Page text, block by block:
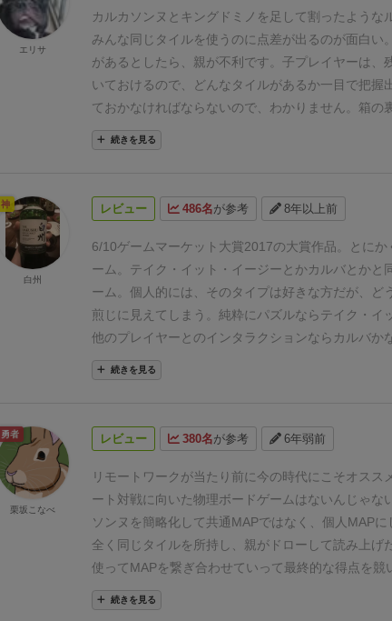
カルカソンヌとキングドミノを足して割ったような
みんな同じタイルを使うのに点差が出るのが面白い。
があるとしたら、親が不利です。子プレイヤーは、
いておけるので、どんなタイルがあるか一目で把握
ておかなければならないので、わかりません。 箱の
ればわかるといえばわかりますが。
なんとなく周りのプレイヤーの置き方に引きずられ
ず、どのタイルでもいいので、親代わりに使います
方法だと4人までしか遊べません。この仮想親タイル
で、ここから1枚ずつオープンにして各自がタイル
でもいいのですが、特に2人プレイの場合は衝立を
たものが見えないようにします。こうすると、終わ
ドキドキなプレイが楽しめます。
続きを見る
エリサ
レビュー 486名が参考 8年以上前
6/10ゲームマーケット大賞2017の大賞作品。とに
ーム。 テイク・イット・イージーとかカルバとかと
ーム。個人的には、そのタイプは好きな方だが、ど
煎じに見えてしまう。 純粋にパズルならテイク・イ
他のプレイヤーとのインタラクションならカルバか
はどっちつかずという感じ。
で、テイク・イット・イージーやカルバやったこと
ね。まさしく日本の大賞作品にふさわしいゲーム。
続きを見る
神
白州
レビュー 380名が参考 6年弱前
リモートワークが当たり前に今の時代にこそオスス
ート対戦に向いた物理ボードゲームはないんじゃな
ソンヌを簡略化して共通MAPではなく、個人MAPに
全く同じタイルを所持し、親がドローして読み上げ
使ってMAPを繋ぎ合わせていって最終的な得点を競
くと「全員同じようなMAPになるんじゃ……？」っ
んが、序盤こそ似た感じになりがちですが最終的に
続きを見る
勇者
栗坂こなべ